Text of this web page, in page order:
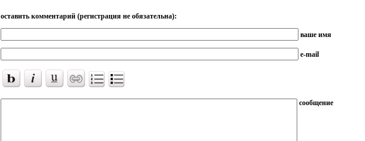
оставить комментарий (регистрация не обязательна):
ваше имя
e-mail
сообщение